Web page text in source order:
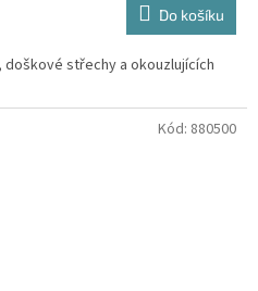
Do košíku
střechy a okouzlujících
Kód: 880500